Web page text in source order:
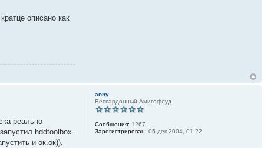
описано как
реально
hddtoolbox.
и ок.ок)),
anny
Беспардонный Амигофлуд
Сообщения: 1267
Зарегистрирован: 05 дек 2004, 01:22